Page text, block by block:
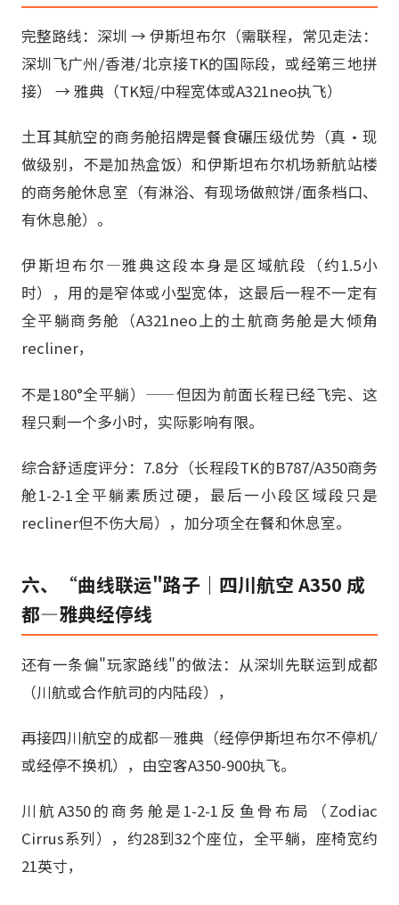
完整路线：深圳 → 伊斯坦布尔（需联程，常见走法：
深圳飞广州/香港/北京接TK的国际段，或经第三地拼
接） → 雅典（TK短/中程宽体或A321neo执飞）
土耳其航空的商务舱招牌是餐食碾压级优势（真·现
做级别，不是加热盒饭）和伊斯坦布尔机场新航站楼
的商务舱休息室（有淋浴、有现场做煎饼/面条档口、
有休息舱）。
伊斯坦布尔—雅典这段本身是区域航段（约1.5小
时），用的是窄体或小型宽体，这最后一程不一定有
全平躺商务舱（A321neo上的土航商务舱是大倾角
recliner，
不是180°全平躺）——但因为前面长程已经飞完、这
程只剩一个多小时，实际影响有限。
综合舒适度评分：7.8分（长程段TK的B787/A350商务
舱1-2-1全平躺素质过硬，最后一小段区域段只是
recliner但不伤大局），加分项全在餐和休息室。
六、“曲线联运"路子｜四川航空 A350 成
都—雅典经停线
还有一条偏"玩家路线"的做法：从深圳先联运到成都
（川航或合作航司的内陆段），
再接四川航空的成都—雅典（经停伊斯坦布尔不停机/
或经停不换机），由空客A350-900执飞。
川航A350的商务舱是1-2-1反鱼骨布局（Zodiac
Cirrus系列），约28到32个座位，全平躺，座椅宽约
21英寸，